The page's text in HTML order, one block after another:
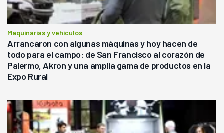
Maquinarias y vehículos
Arrancaron con algunas máquinas y hoy hacen de
todo para el campo: de San Francisco al corazón de
Palermo, Akron y una amplia gama de productos en la
Expo Rural